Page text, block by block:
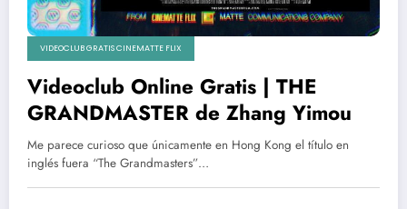
VIDEOCLUB GRATIS CINEMATTE FLIX
Videoclub Online Gratis | THE
GRANDMASTER de Zhang Yimou
Me parece curioso que únicamente en Hong Kong el título en
inglés fuera “The Grandmasters”…